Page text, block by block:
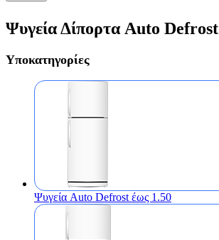
Ψυγεία Δίπορτα Auto Defrost
Υποκατηγορίες
Ψυγεία Auto Defrost έως 1.50